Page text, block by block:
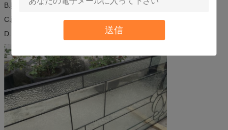
送信
B.熱抵抗、暖かい保つ通知の抵抗
C.酸素処理の抵抗、隆起のresisitance
D.くまの高い及び低温